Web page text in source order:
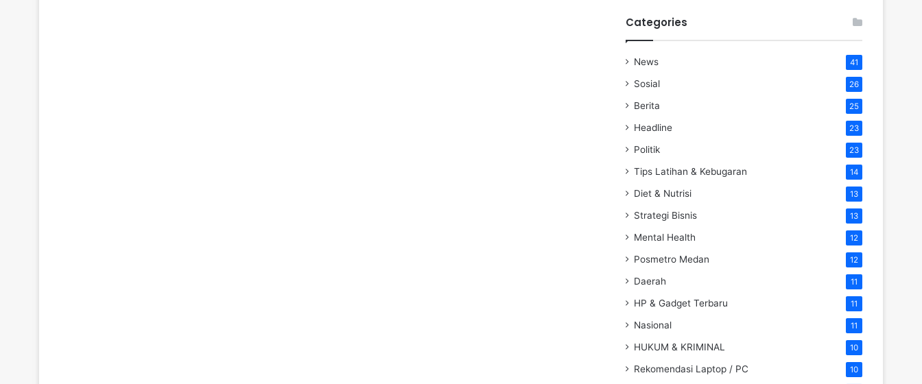
Categories
News 41
Sosial 26
Berita 25
Headline 23
Politik 23
Tips Latihan & Kebugaran 14
Diet & Nutrisi 13
Strategi Bisnis 13
Mental Health 12
Posmetro Medan 12
Daerah 11
HP & Gadget Terbaru 11
Nasional 11
HUKUM & KRIMINAL 10
Rekomendasi Laptop / PC 10